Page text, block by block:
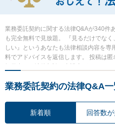
業務委託契約に関する法律Q&Aが340件
も完全無料で見放題。 『見るだけでな
しい』というあなたも法律相談内容を
料でアドバイスを返信します。 投稿は匿
毎日多くの法律相談に弁護士がアドバ
業務委託契約の法律Q&A
新着順 回答数